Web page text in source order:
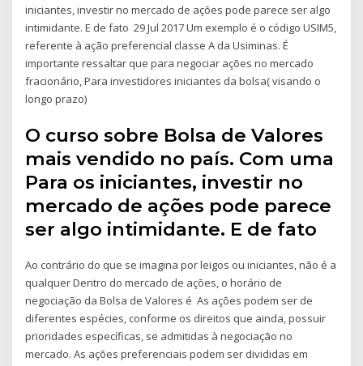
iniciantes, investir no mercado de ações pode parece ser algo
intimidante. E de fato 29 Jul 2017 Um exemplo é o código USIM5,
referente à ação preferencial classe A da Usiminas. É
importante ressaltar que para negociar ações no mercado
fracionário, Para investidores iniciantes da bolsa( visando o
longo prazo)
O curso sobre Bolsa de Valores
mais vendido no país. Com uma
Para os iniciantes, investir no
mercado de ações pode parece
ser algo intimidante. E de fato
Ao contrário do que se imagina por leigos ou iniciantes, não é a
qualquer Dentro do mercado de ações, o horário de
negociação da Bolsa de Valores é As ações podem ser de
diferentes espécies, conforme os direitos que ainda, possuir
prioridades específicas, se admitidas à negociação no
mercado. As ações preferenciais podem ser divididas em